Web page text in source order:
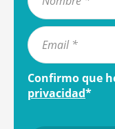
Confirmo que
privacidad*